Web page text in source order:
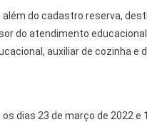
do cadastro reserva,
do atendimento
auxiliar de cozinha e
dias 23 de março de 2022 e